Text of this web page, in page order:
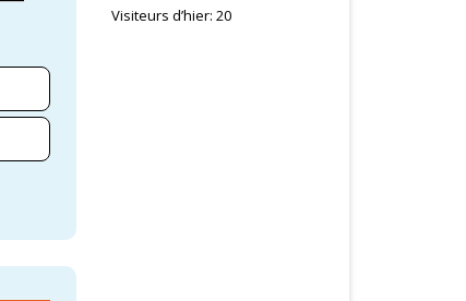
Visiteurs d’hier: 20